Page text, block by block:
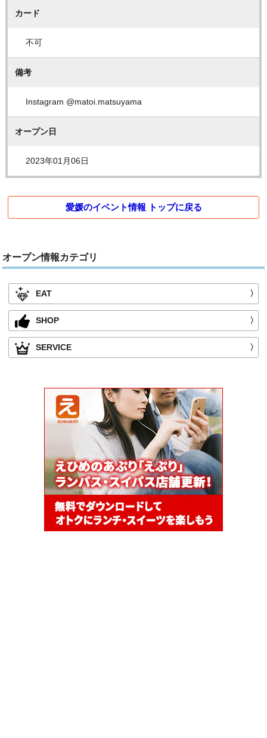
カード
不可
備考
Instagram @matoi.matsuyama
オープン日
2023年01月06日
愛媛のイベント情報 トップに戻る
オープン情報カテゴリ
EAT 〉
SHOP 〉
SERVICE 〉